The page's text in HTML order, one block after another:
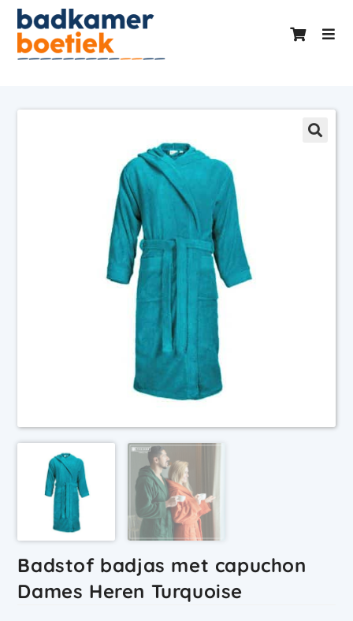
Badstof badjas met capuchon
Dames Heren Turquoise